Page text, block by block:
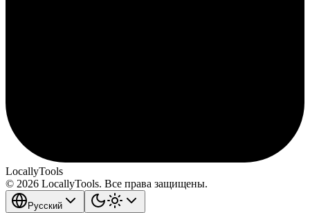
LocallyTools
© 2026 LocallyTools. Все права защищены.
Русский